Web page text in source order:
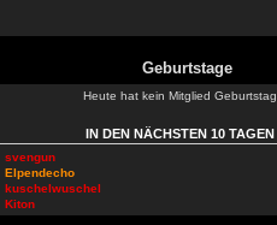
Geburtstage
Heute hat kein Mitglied Geburtstag
IN DEN NÄCHSTEN 10 TAGEN
svengun
Elpendecho
kuschelwuschel
Kiton